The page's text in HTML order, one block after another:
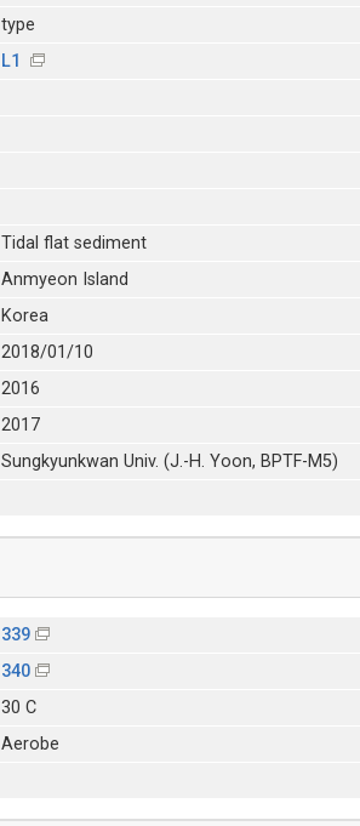
type
L1
Tidal flat sediment
Anmyeon Island
Korea
2018/01/10
2016
2017
Sungkyunkwan Univ. (J.-H. Yoon, BPTF-M5)
339
340
30 C
Aerobe